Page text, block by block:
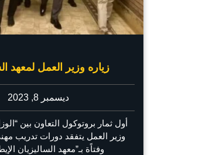
زياره وزير العمل لمعهد
ديسمبر 8, 2023
أول ثمار بروتوكول التعاون بين
وفتاًة بـ”معهد الساليزيان